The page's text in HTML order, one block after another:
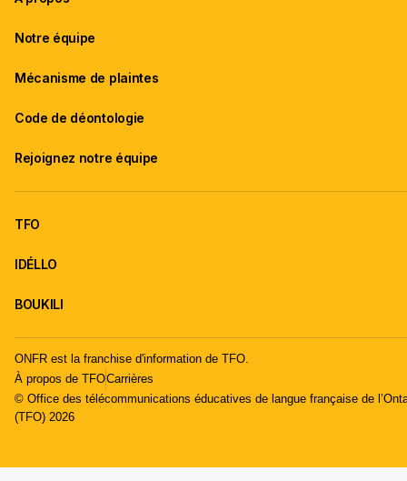
Notre équipe
Mécanisme de plaintes
Code de déontologie
Rejoignez notre équipe
TFO
IDÉLLO
BOUKILI
ONFR est la franchise d'information de TFO.
À propos de TFOCarrières
© Office des télécommunications éducatives de langue française de
(TFO) 2026